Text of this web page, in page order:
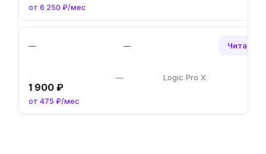
от 6 250 ₽/мес
1 900 ₽
от 475 ₽/мес
— Logic Pro X
— — Читать